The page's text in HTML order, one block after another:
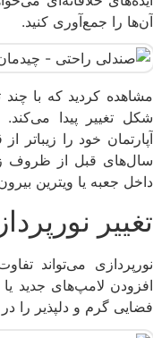
آن‌ها را جمع‌آوری کنید.
مشاهده کردید که با
شکل تغییر پیدا می‌کند.
آپارتمان خود را زیباتر
سال‌های قبل از ظروف
داخل جعبه یا ویترین
تغییر
نورپردازی می‌تواند
افزودن لامپ‌های جدید یا
فضایی گرم و دلپذیر را در